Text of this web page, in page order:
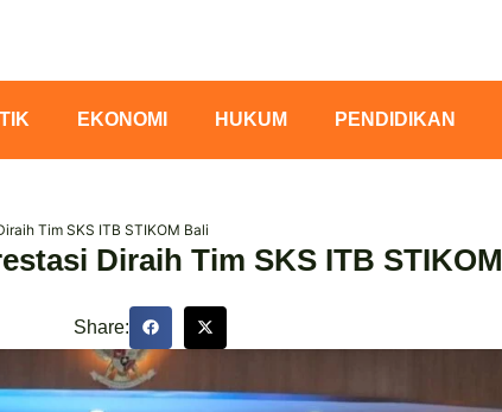
EKONOMI HUKUM PENDIDIKAN
Tim SKS ITB STIKOM Bali
Diraih Tim SKS ITB STIKOM
Share: